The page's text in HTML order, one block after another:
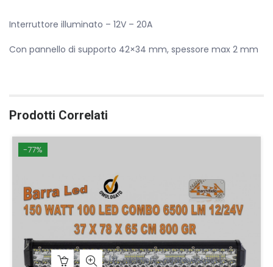
Interruttore illuminato – 12V – 20A
Con pannello di supporto 42×34 mm, spessore max 2 mm
Prodotti Correlati
-77%
[ti_wishlists_addtowishlist]